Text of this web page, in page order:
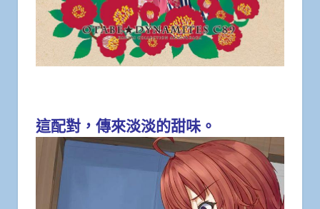
這配對，傳來淡淡的甜味。